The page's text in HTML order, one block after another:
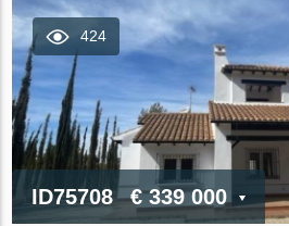
424
ID75708 € 339 000